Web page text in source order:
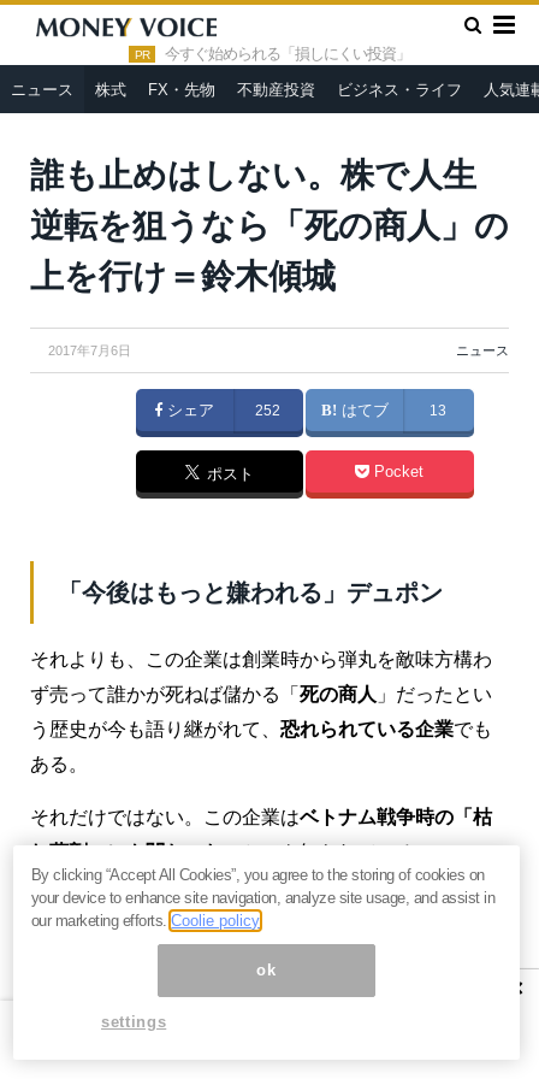
PR 今すぐ始められる「損しにくい投資」
ニュース 株式 FX・先物 不動産投資 ビジネス・ライフ 人気連
HOME » ニュース »
誰も止めはしない。株で人生逆転を狙うな
ら「死の商人」の上を行け＝鈴木傾城
誰も止めはしない。株で人生
逆転を狙うなら「死の商人」の
上を行け＝鈴木傾城
2017年7月6日 ニュース
シェア 252 はてブ 13
ポスト Pocket
「今後はもっと嫌われる」デュポン
それよりも、この企業は創業時から弾丸を敵味方構わ
ず売って誰かが死ねば儲かる「 死の商人 」だったとい
う歴史が今も語り継がれて、 恐れられている企業でも
ある。
それだけではない。この企業はベトナム戦争時の「枯
れ葉剤」にも関わったことでも知られている。
1960年代当時、アメリカは南ベトナム解放戦線と熾烈
な戦いを繰り広げていたが、ベトナムの広大なジャン
グルに手を焼いたアメリカ軍は、このジャングルを一
×
By clicking “Accept All Cookies”, you agree to the storing of cookies on
your device to enhance site navigation, analyze site usage, and assist in
our marketing efforts.Coolie policy
ok
settings